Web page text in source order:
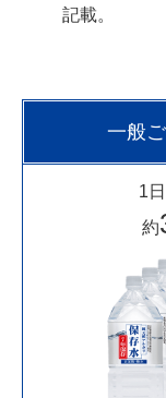
記載。
一般
1
約